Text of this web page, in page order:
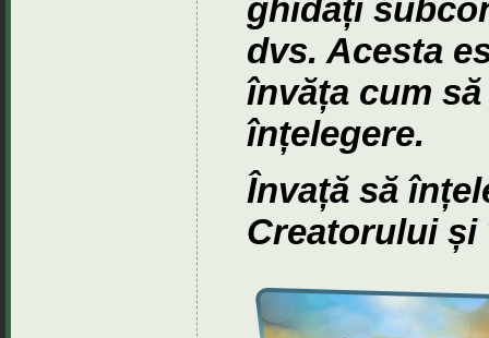
ghidați
dvs. Acesta
învăța cum
înțelegere.
Învață să
Creatorului și